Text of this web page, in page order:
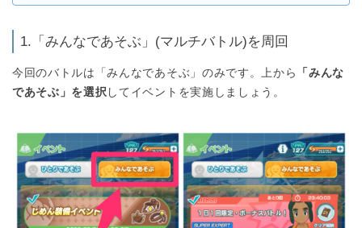
1.「みんなであそぶ」(マルチバトル)を周回
今回のバトルは「みんなであそぶ」のみです。上から
「みんな
であそぶ」を選択 してイベントを実施しましょう。